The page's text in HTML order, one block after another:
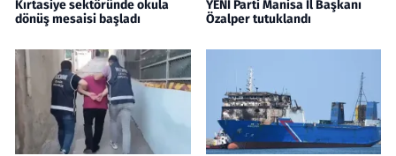
Kırtasiye sektöründe okula
dönüş mesaisi başladı
YENİ Parti Manisa İl Başkanı
Özalper tutuklandı